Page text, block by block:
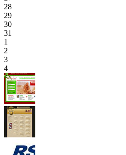
28
29
30
31
1
2
3
4